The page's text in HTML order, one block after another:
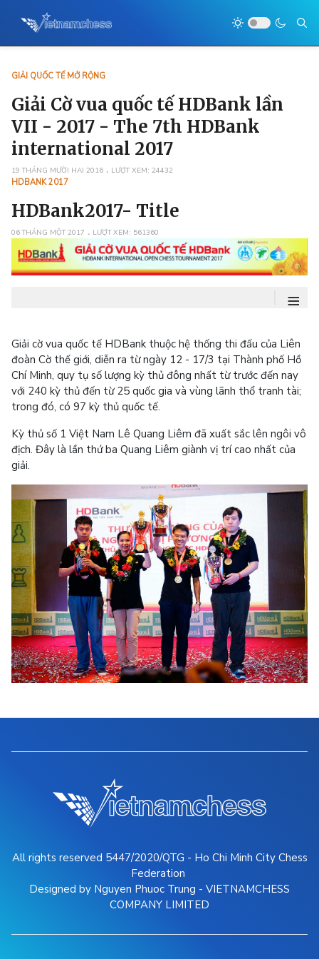
GIẢI QUỐC TẾ MỞ RỘNG
Giải Cờ vua quốc tế HDBank lần
VII - 2017 - The 7th HDBank
international 2017
19 THÁNG MƯỜI HAI 2016 LƯỢT XEM: 24432
HDBANK 2017
HDBank2017- Title
06 THÁNG MỘT 2017 LƯỢT XEM: 561360
≡
Giải cờ vua quốc tế HDBank thuộc hệ thống thi đấu của Liên
đoàn Cờ thế giới, diễn ra từ ngày 12 - 17/3 tại Thành phố Hồ
Chí Minh, quy tụ số lượng kỳ thủ đông nhất từ trước đến nay
với 240 kỳ thủ đến từ 25 quốc gia và vùng lãnh thổ tranh tài;
trong đó, có 97 kỳ thủ quốc tế.
Kỳ thủ số 1 Việt Nam Lê Quang Liêm đã xuất sắc lên ngôi vô
địch. Đây là lần thứ ba Quang Liêm giành vị trí cao nhất của
giải.
All rights reserved 5447/2020/QTG - Ho Chi Minh City Chess
Federation
Designed by Nguyen Phuoc Trung - VIETNAMCHESS
COMPANY LIMITED